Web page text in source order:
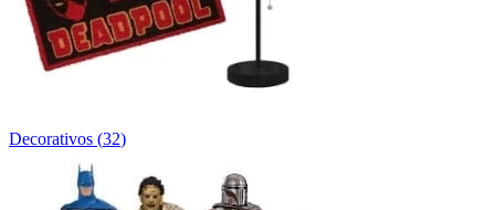
Decorativos (32)